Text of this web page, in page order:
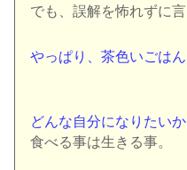
でも、誤解を怖れずに言
やっぱり、茶色いごは
どんな自分になりたいか
食べる事は生きる事。